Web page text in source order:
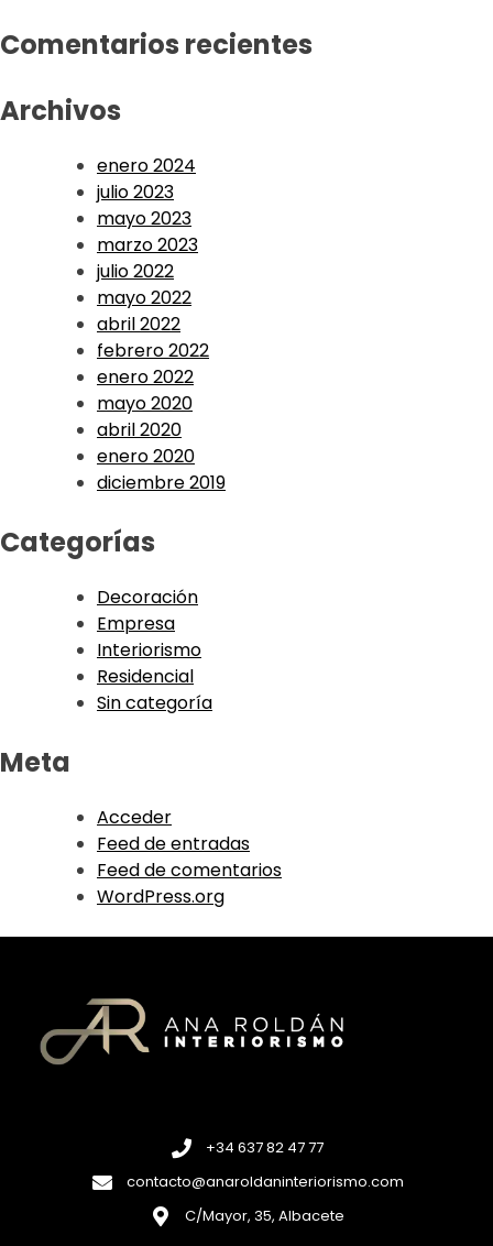
Comentarios recientes
Archivos
enero 2024
julio 2023
mayo 2023
marzo 2023
julio 2022
mayo 2022
abril 2022
febrero 2022
enero 2022
mayo 2020
abril 2020
enero 2020
diciembre 2019
Categorías
Decoración
Empresa
Interiorismo
Residencial
Sin categoría
Meta
Acceder
Feed de entradas
Feed de comentarios
WordPress.org
+34 637 82 47 77
contacto@anaroldaninteriorismo.com
C/Mayor, 35, Albacete